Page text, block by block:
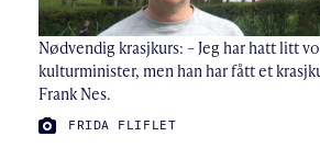
Nødvendig krasjkurs: – Jeg har hatt litt
kulturminister, men han har fått et
Frank Nes.
FOTO:
FRIDA FLIFLET